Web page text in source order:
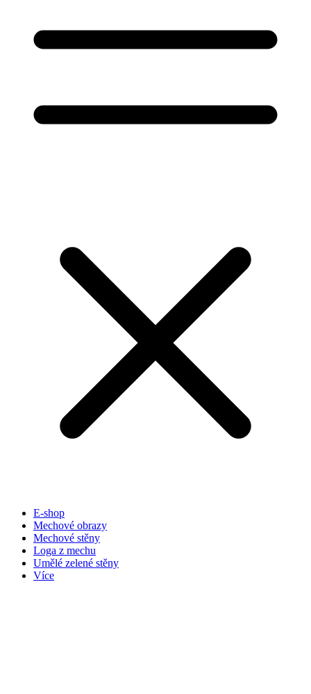
E-shop
Mechové obrazy
Mechové stěny
Loga z mechu
Umělé zelené stěny
Více